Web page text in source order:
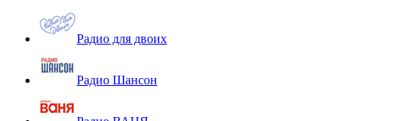
Радио для двоих
Радио Шансон